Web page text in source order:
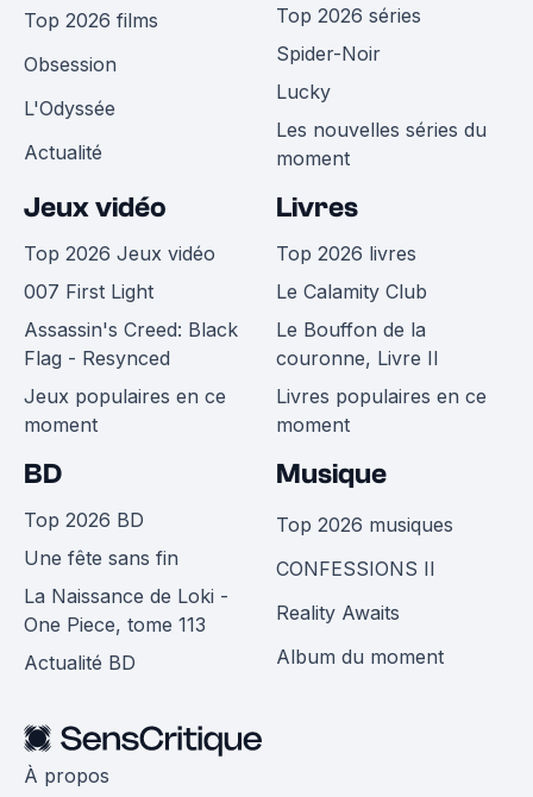
Top 2026 films
Obsession
L'Odyssée
Actualité
Top 2026 séries
Spider-Noir
Lucky
Les nouvelles séries du
moment
Jeux vidéo
Top 2026 Jeux vidéo
007 First Light
Assassin's Creed: Black
Flag - Resynced
Jeux populaires en ce
moment
Livres
Top 2026 livres
Le Calamity Club
Le Bouffon de la
couronne, Livre II
Livres populaires en ce
moment
BD
Top 2026 BD
Une fête sans fin
La Naissance de Loki -
One Piece, tome 113
Actualité BD
Musique
Top 2026 musiques
CONFESSIONS II
Reality Awaits
Album du moment
À propos